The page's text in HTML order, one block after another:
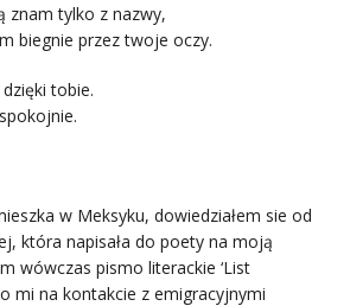
znam tylko z nazwy,
biegnie przez twoje oczy.
tobie.
w Meksyku, dowiedziałem sie od
która napisała do poety na moją
wówczas pismo literackie ‘List
mi na kontakcie z emigracyjnymi